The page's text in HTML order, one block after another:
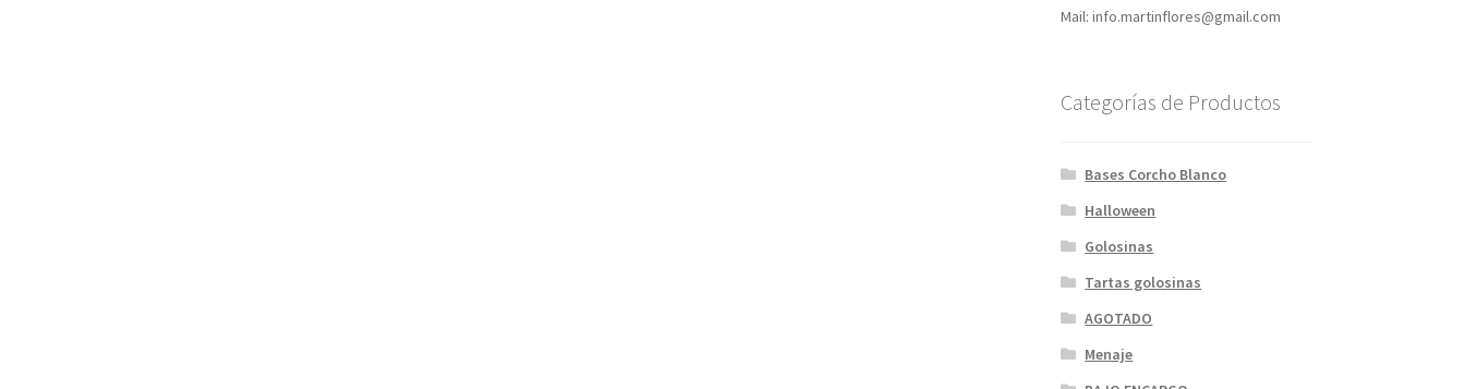
Mail: info.martinflores@gmail.com
Categorías de Productos
Bases Corcho Blanco
Halloween
Golosinas
Tartas golosinas
AGOTADO
Menaje